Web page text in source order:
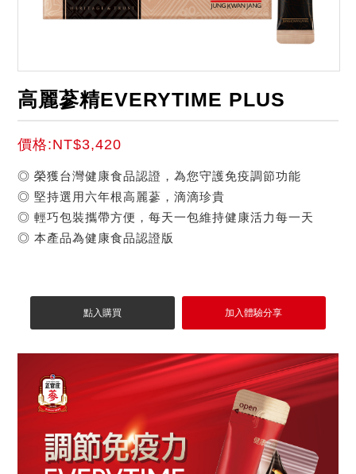
高麗蔘精EVERYTIME PLUS
價格:NT$3,420
◎ 榮獲台灣健康食品認證，為您守護免疫調節功能
◎ 堅持選用六年根高麗蔘，滴滴珍貴
◎ 輕巧包裝攜帶方便，每天一包維持健康活力每一天
◎ 本產品為健康食品認證版